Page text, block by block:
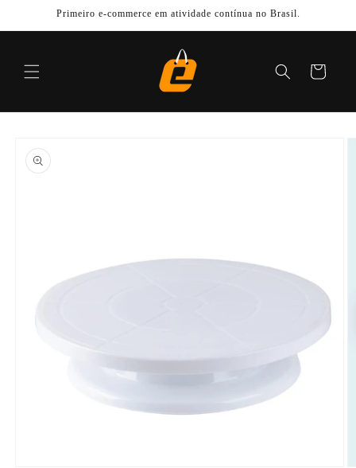
para o
conteúdo
Primeiro e-commerce em atividade contínua no Brasil.
Carrinho
informações
do produto